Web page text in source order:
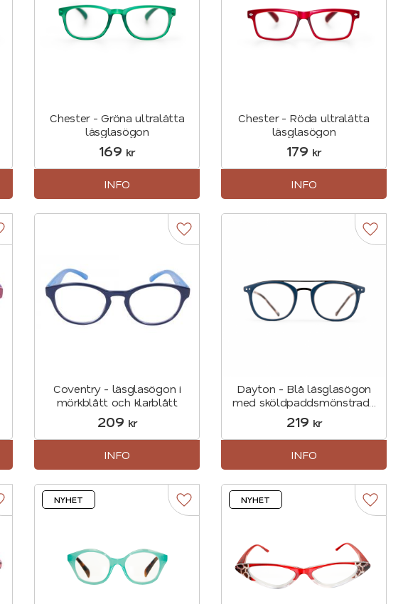
Chester - Gröna ultralätta
läsglasögon
169 kr
INFO
Chester - Röda ultralätta
läsglasögon
179 kr
INFO
till i favoriter
Coventry - läsglasögon i
mörkblått och klarblått
209 kr
Lägg till i favoriter
INFO
Dayton - Blå läsglasögon
med sköldpaddsmönstrade
skalmar
219 kr
Lägg
INFO
till i favoriter
NYHET
Lägg till i favoriter
NYHET
Lägg